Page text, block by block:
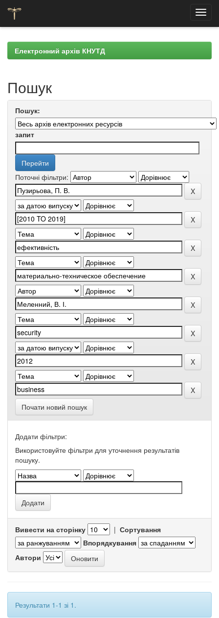
navigationЕлектронний архів КНУТД
Пошук
Пошук:
запит
Поточні фільтри:
Почати новий пошук
Додати фільтри:
Використовуйте фільтри для уточнення результатів
пошуку.
Вивести на сторінку | Сортування
Впорядкування
Автори
Результати 1-1 зі 1.